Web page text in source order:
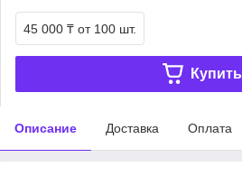
45 000 ₸ от 100 шт.
Купить
Описание Доставка Оплата